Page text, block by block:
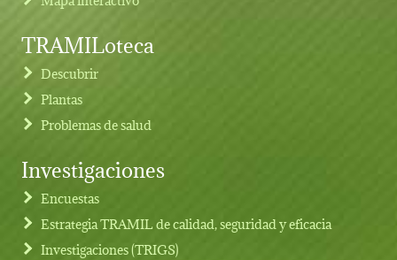
Footer menu
TRAMILoteca
Descubrir
Plantas
Problemas de salud
Investigaciones
Encuestas
Estrategia TRAMIL de calidad, seguridad y eficacia
Investigaciones (TRIGS)